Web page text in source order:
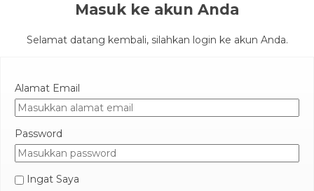
Masuk ke akun Anda
Selamat datang kembali, silahkan login ke akun Anda.
Alamat Email
Password
Ingat Saya